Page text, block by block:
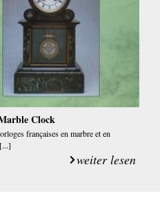
Clock
françaises en marbre et en
weiter lesen